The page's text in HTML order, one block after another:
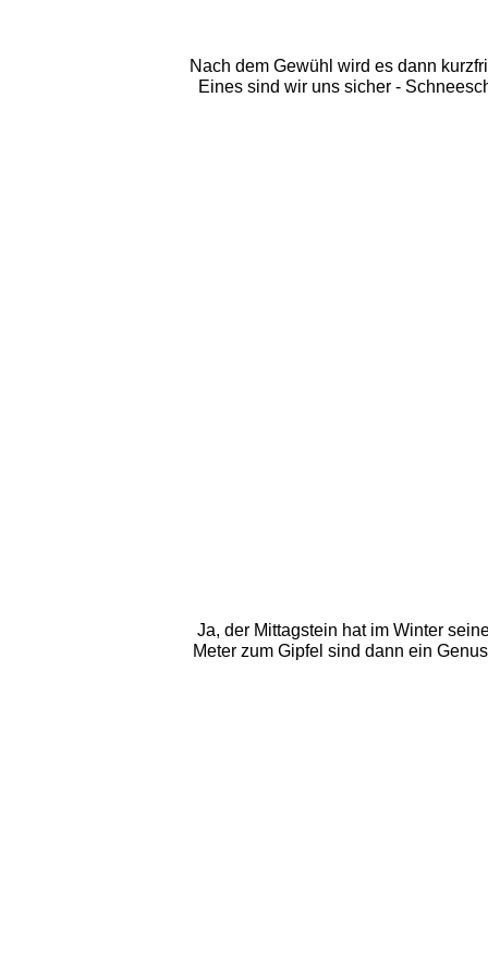
Nach dem Gewühl wird es dann
Eines sind wir uns sicher -
Ja, der Mittagstein hat im Winter
Meter zum Gipfel sind dann ein